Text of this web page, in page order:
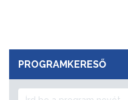
PROGRAMKERESŐ